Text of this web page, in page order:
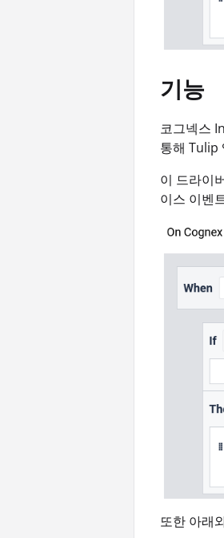
기능
코그넥스
통해 Tulip
이 드라이
이스 이벤
또한 아래